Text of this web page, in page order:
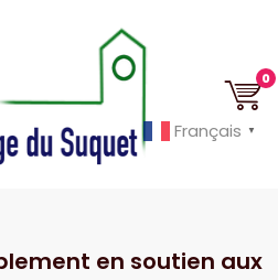
0
en soutien aux
Français ▼